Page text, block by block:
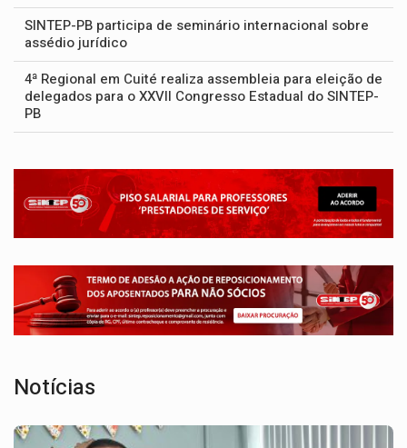
SINTEP-PB participa de seminário internacional sobre
assédio jurídico
4ª Regional em Cuité realiza assembleia para eleição de
delegados para o XXVII Congresso Estadual do SINTEP-
PB
Notícias